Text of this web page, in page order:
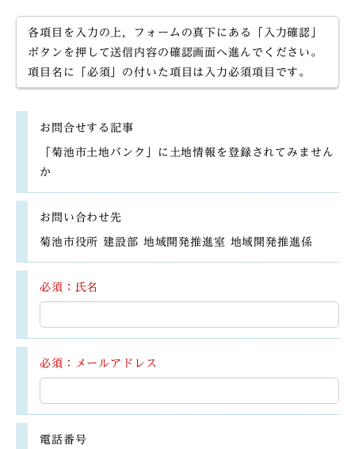
各項目を入力の上，フォームの真下にある「入力確認」
ボタンを押して送信内容の確認画面へ進んでください。
項目名に「必須」の付いた項目は入力必須項目です。
お問合せする記事
「菊池市土地バンク」に土地情報を登録されてみません
か
お問い合わせ先
菊池市役所 建設部 地域開発推進室 地域開発推進係
必須：氏名
必須：メールアドレス
電話番号